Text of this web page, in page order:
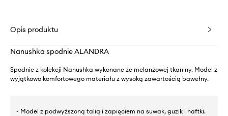
Opis produktu
Nanushka spodnie ALANDRA
Spodnie z kolekcji Nanushka wykonane ze melanżowej tkaniny. Model z
wyjątkowo komfortowego materiału z wysoką zawartością bawełny.
- Model z podwyższoną talią i zapięciem na suwak, guzik i haftki.